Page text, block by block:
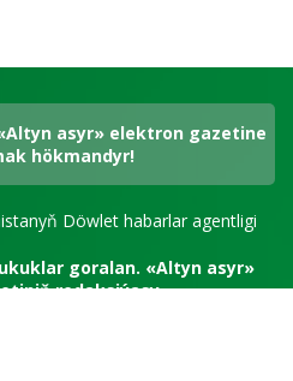
asyr» elektron gazetine
hökmandyr!
Döwlet habarlar agentligi
goralan. «Altyn asyr»
redaksiýasy